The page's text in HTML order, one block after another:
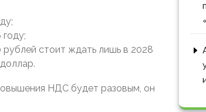
стоит ждать лишь в 2028
НДС будет разовым, он